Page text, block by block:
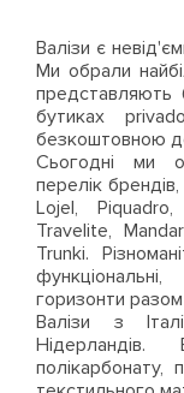
Валізи є
Ми обрали
представляють
бутиках
безкоштовною
Сьогодні ми
перелік
Lojel,
Travelite,
Trunki.
горизонти разом
Валізи з
полікарбонату,